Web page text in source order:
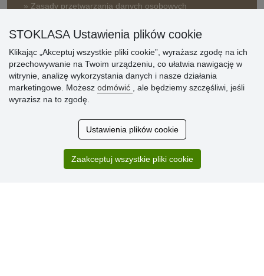
» Zasady przetwarzania danych osobowych
» Reklamacje
» Dlaczego należy się zarejestrować?
» Najczęściej zadawane pytania
Zakup przebiegł sprawnie. Jestem
zadowolona. Polecam.
STOKLASA Ustawienia plików cookie
Klikając „Akceptuj wszystkie pliki cookie”, wyrażasz zgodę na ich
przechowywanie na Twoim urządzeniu, co ułatwia nawigację w
witrynie, analizę wykorzystania danych i nasze działania
marketingowe. Możesz odmówić
, ale będziemy szczęśliwi, jeśli
wyrazisz na to zgodę.
Ustawienia plików cookie
Zaakceptuj wszystkie pliki cookie